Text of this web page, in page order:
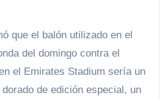
que el balón utilizado en el
del domingo contra el
el Emirates Stadium sería un
de edición especial, un